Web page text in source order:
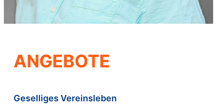
ANGEBOTE
Geselliges Vereinsleben